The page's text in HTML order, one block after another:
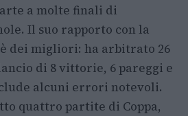
a molte finali di
Il suo rapporto con la
è dei migliori: ha arbitrato 26
di 8 vittorie, 6 pareggi e
alcuni errori notevoli.
quattro partite di Coppa,